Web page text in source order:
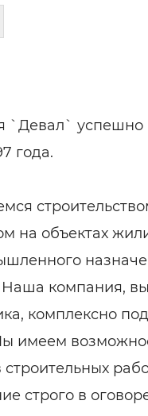
`Девал` успешно
года.
на объектах
компания,
комплексно
имеем
строго в